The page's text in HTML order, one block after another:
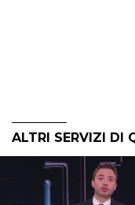
ALTRI SERVIZI DI